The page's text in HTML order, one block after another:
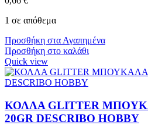
1 σε απόθεμα
Προσθήκη στα Αγαπημένα
Προσθήκη στο καλάθι
Quick view
ΚΟΛΛΑ GLITTER
20GR DESCRIBO HOBBY